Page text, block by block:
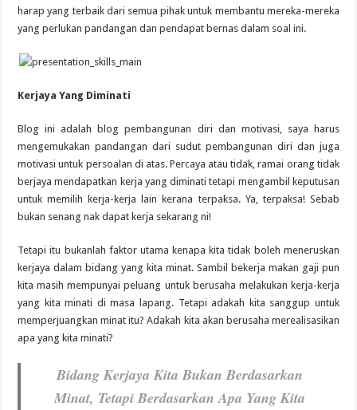
harap yang terbaik dari semua pihak untuk membantu mereka-mereka
yang perlukan pandangan dan pendapat bernas dalam soal ini.
Kerjaya Yang Diminati
Blog ini adalah blog pembangunan diri dan motivasi, saya harus
mengemukakan pandangan dari sudut pembangunan diri dan juga
motivasi untuk persoalan di atas. Percaya atau tidak, ramai orang tidak
berjaya mendapatkan kerja yang diminati tetapi mengambil keputusan
untuk memilih kerja-kerja lain kerana terpaksa. Ya, terpaksa! Sebab
bukan senang nak dapat kerja sekarang ni!
Tetapi itu bukanlah faktor utama kenapa kita tidak boleh meneruskan
kerjaya dalam bidang yang kita minat. Sambil bekerja makan gaji pun
kita masih mempunyai peluang untuk berusaha melakukan kerja-kerja
yang kita minati di masa lapang. Tetapi adakah kita sanggup untuk
memperjuangkan minat itu? Adakah kita akan berusaha merealisasikan
apa yang kita minati?
Bidang Kerjaya Kita Bukan Berdasarkan
Minat, Tetapi Berdasarkan Apa Yang Kita